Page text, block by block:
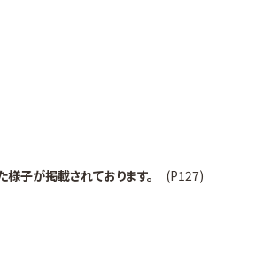
様子が掲載されております。 (P127)